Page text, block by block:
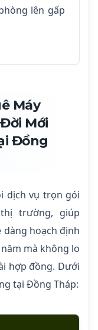
lên gấp
Máy
Mới
Đồng
dịch vụ trọn gói
trường, giúp
hoạch định
mà không lo
hợp đồng. Dưới
tại Đồng Tháp: